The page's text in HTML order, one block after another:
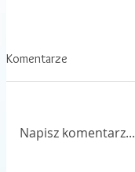
Komentarze
Napisz komentarz...